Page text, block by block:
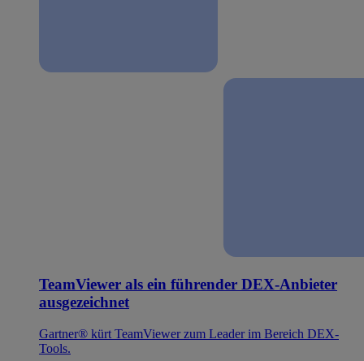
TeamViewer als ein führender DEX-Anbieter
ausgezeichnet
Gartner® kürt TeamViewer zum Leader im Bereich DEX-
Tools.